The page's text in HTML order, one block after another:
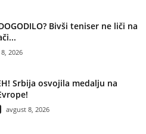
Bivši teniser ne liči na
2026
Srbija osvojila medalju na
avgust 8, 2026